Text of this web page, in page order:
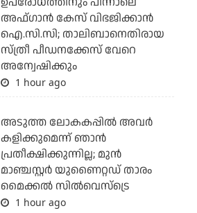
അഫ്ഗാന്‍ കേസ് വിഭജിക്കാന്‍
ഐ.സി.സി; താലിബാനെതിരായ
സ്ത്രീ പീഡനക്കേസ് വേറെ
അന്വേഷിക്കും
1 hour ago
അടുത്ത ലോകകപ്പില്‍ അവര്‍
കളിക്കുമെന്ന് ഞാന്‍
പ്രതീക്ഷിക്കുന്നില്ല; മുന്‍
മാഞ്ചസ്റ്റര്‍ യുണൈറ്റഡ് താരം
മൈക്കൽ സില്‍വെസ്‌ട്രെ
1 hour ago